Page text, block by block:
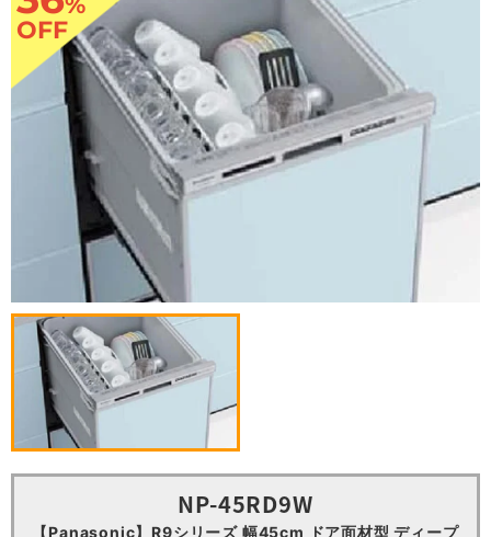
OFF
NP-45RD9W
【Panasonic】R9シリーズ 幅45cm ドア面材型 ディープ